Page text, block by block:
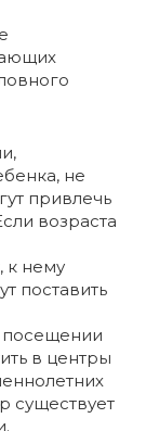
не
привлечь
возраста
к нему
поставить
посещении
в центры
существует